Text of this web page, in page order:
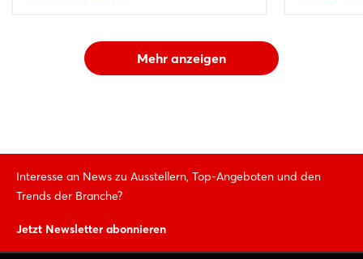
Mehr anzeigen
Interesse an News zu Ausstellern, Top-Angeboten und den
Trends der Branche?
Jetzt Newsletter abonnieren